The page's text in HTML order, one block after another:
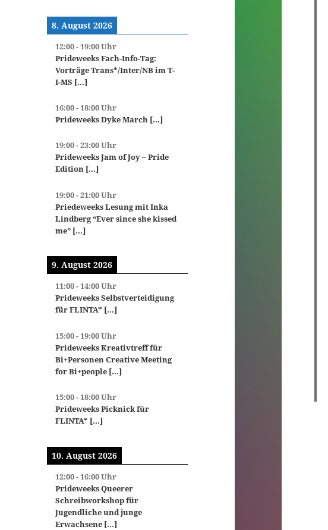
8. August 2026
12:00-19:00Uhr
Prideweeks Fach-Info-Tag:
Vorträge Trans*/Inter/NB im T-
I-MS [...]
16:00-18:00Uhr
Prideweeks Dyke March [...]
19:00-23:00Uhr
Prideweeks Jam of Joy – Pride
Edition [...]
19:00-21:00Uhr
Priedeweeks Lesung mit Inka
Lindberg “Ever since she kissed
me” [...]
9. August 2026
11:00-14:00Uhr
Prideweeks Selbstverteidigung
für FLINTA* [...]
15:00-19:00Uhr
Prideweeks Kreativtreff für
Bi+Personen Creative Meeting
for Bi+people [...]
15:00-18:00Uhr
Prideweeks Picknick für
FLINTA* [...]
10. August 2026
12:00-16:00Uhr
Prideweeks Queerer
Schreibworkshop für
Jugendliche und junge
Erwachsene [...]